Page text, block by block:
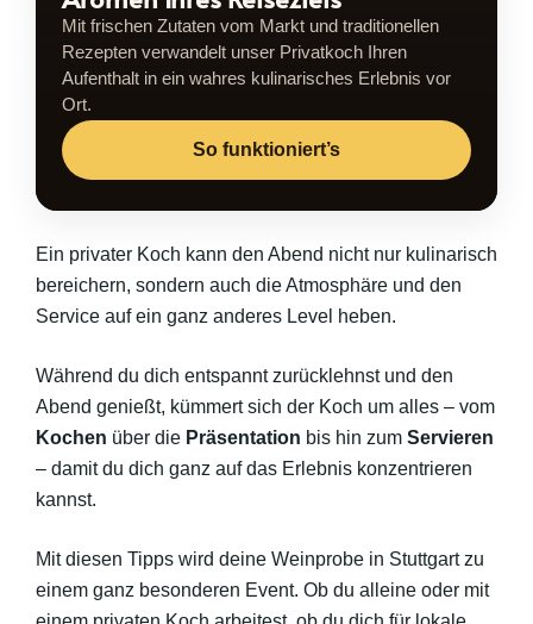
Mit frischen Zutaten vom Markt und traditionellen
Rezepten verwandelt unser Privatkoch Ihren
Aufenthalt in ein wahres kulinarisches Erlebnis vor
Ort.
So funktioniert’s
Ein privater Koch kann den Abend nicht nur kulinarisch
bereichern, sondern auch die Atmosphäre und den
Service auf ein ganz anderes Level heben.
Während du dich entspannt zurücklehnst und den
Abend genießt, kümmert sich der Koch um alles – vom
Kochen über die Präsentation bis hin zum Servieren
– damit du dich ganz auf das Erlebnis konzentrieren
kannst.
Mit diesen Tipps wird deine Weinprobe in Stuttgart zu
einem ganz besonderen Event. Ob du alleine oder mit